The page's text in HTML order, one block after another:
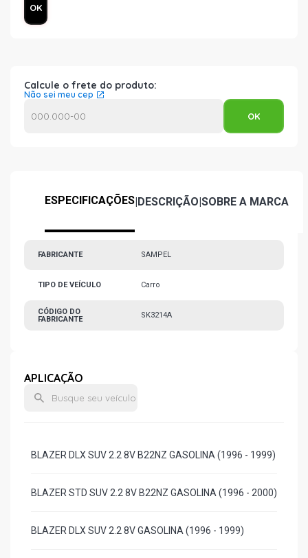
Calcule o frete do produto:
Não sei meu cep
ESPECIFICAÇÕES|DESCRIÇÃO|SOBRE A MARCA
FABRICANTE SAMPEL
TIPO DE VEÍCULO Carro
CÓDIGO DO
FABRICANTE
SK3214A
APLICAÇÃO
BLAZER DLX SUV 2.2 8V B22NZ GASOLINA (1996 - 1999)
BLAZER STD SUV 2.2 8V B22NZ GASOLINA (1996 - 2000)
BLAZER DLX SUV 2.2 8V GASOLINA (1996 - 1999)